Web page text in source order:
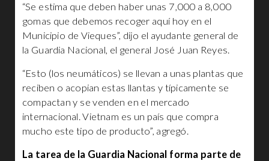
“Se estima que deben haber unas 7,000 a 8,000
gomas que debemos recoger aquí hoy en el
Municipio de Vieques”, dijo el ayudante general de
la Guardia Nacional, el general José Juan Reyes.
“Esto (los neumáticos) se llevan a unas plantas que
reciben o acopian estas llantas y típicamente se
compactan y se venden en el mercado
internacional. Vietnam es un país que compra
mucho este tipo de producto”, agregó.
La tarea de la Guardia Nacional forma parte de